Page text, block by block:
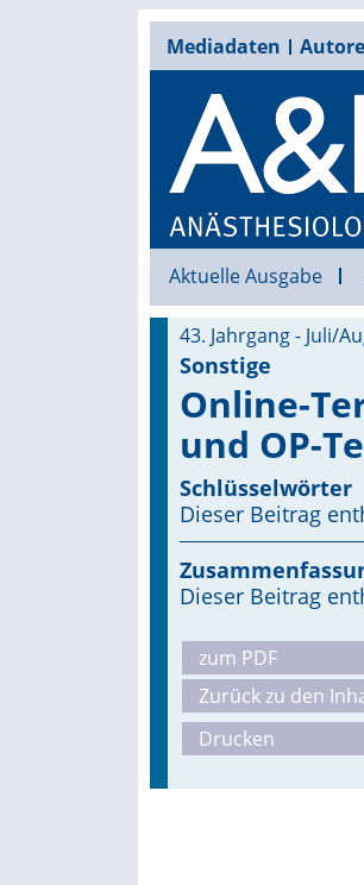
Mediadaten
Aktuelle Ausgabe
43. Jahrgang - Juli/
Sonstige
Online-
und OP-
Schlüsselwörter
Dieser Beitrag
Dieser Beitrag
zum PDF
Zurück zu den
Drucken